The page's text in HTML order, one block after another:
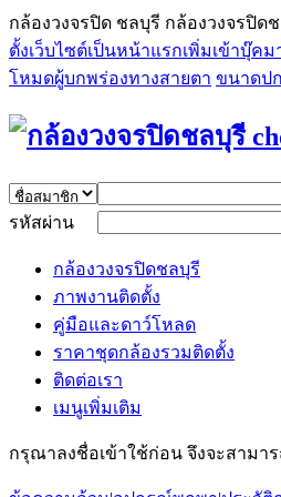
กล้องวงจรปิด ชลบุรี กล้องวงจรปิด
ตั้งเว็บไซต์เป็นหน้าแรกเพิ่มเข้าบุ๊คม
โหมดผู้บกพร่องทางสายตา ขนาดป
รหัสผ่าน
กล้องวงจรปิดชลบุรี
ภาพงานติดตั้ง
คู่มือและดาว์โหลด
ราคาชุดกล้องรวมติดตั้ง
ติดต่อเรา
เมนูเพิ่มเติม
กรุณาลงชื่อเข้าใช้ก่อน จึงจะสามา